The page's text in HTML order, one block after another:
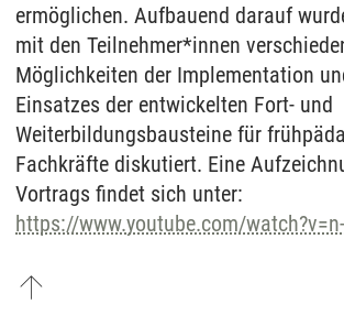
ermöglichen. Aufbauend darauf
mit den Teilnehmer*innen
Möglichkeiten der Implementation
Einsatzes der entwickelten Fort- und
Weiterbildungsbausteine für
Fachkräfte diskutiert. Eine
Vortrags findet sich unter:
https://www.youtube.com/